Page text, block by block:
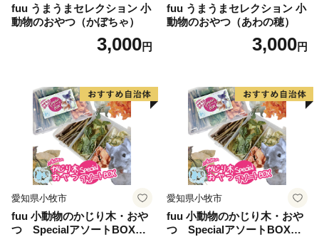
fuu うまうまセレクション 小
動物のおやつ（かぼちゃ）
3,000円
fuu うまうまセレクション 小
動物のおやつ（あわの穂）
3,000円
愛知県小牧市
fuu 小動物のかじり木・おや
つ SpecialアソートBOX（1
愛知県小牧市
fuu 小動物のかじり木・おや
つ SpecialアソートBOX（2